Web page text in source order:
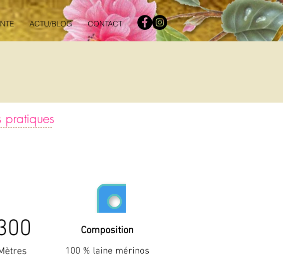
ACTU/BLOG CONTACT
pratiques
100 % laine mérinos
Composition